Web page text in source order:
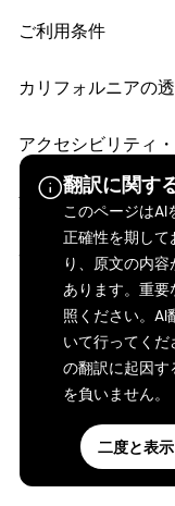
翻訳に関す
このページはAI
正確性を期して
り、原文の内
あります。重要
照ください。AI
いて行ってく
の翻訳に起因
を負いません。
二度と表
ご利用条件
カリフォルニアの
アクセシビリティ
法的情報
サイトマップ